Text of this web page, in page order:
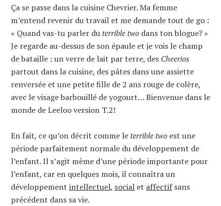
Ça se passe dans la cuisine Chevrier. Ma femme
m’entend revenir du travail et me demande tout de go :
« Quand vas-tu parler du terrible two dans ton blogue? »
Je regarde au-dessus de son épaule et je vois le champ
de bataille : un verre de lait par terre, des Cheerios
partout dans la cuisine, des pâtes dans une assiette
renversée et une petite fille de 2 ans rouge de colère,
avec le visage barbouillé de yogourt… Bienvenue dans le
monde de Leeloo version T.2!
En fait, ce qu’on décrit comme le terrible two est une
période parfaitement normale du développement de
l’enfant. Il s’agit même d’une période importante pour
l’enfant, car en quelques mois, il connaîtra un
développement intellectuel, social et affectifsans
précédent dans sa vie.